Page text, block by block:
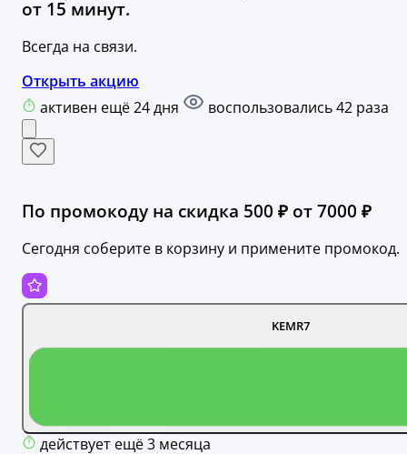
от 15 минут.
Всегда на связи.
Открыть акцию
активен ещё 24 дня
воспользовались 42 раза
По промокоду на скидка 500 ₽ от 7000 ₽
Сегодня соберите в корзину и примените промокод.
KEMR7
действует ещё 3 месяца